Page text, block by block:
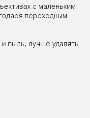
с маленьким
переходным
пыль, лучше удалять